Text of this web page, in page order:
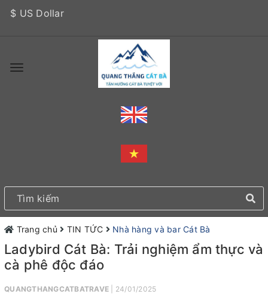
$ US Dollar
Trang chủ TIN TỨC Nhà hàng và bar Cát Bà
Ladybird Cát Bà: Trải nghiệm ẩm thực và
cà phê độc đáo
QUANGTHANGCATBATRAVE | 24/01/2025